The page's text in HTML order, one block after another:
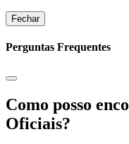
Fechar
Perguntas Frequentes
Como posso
Oficiais?